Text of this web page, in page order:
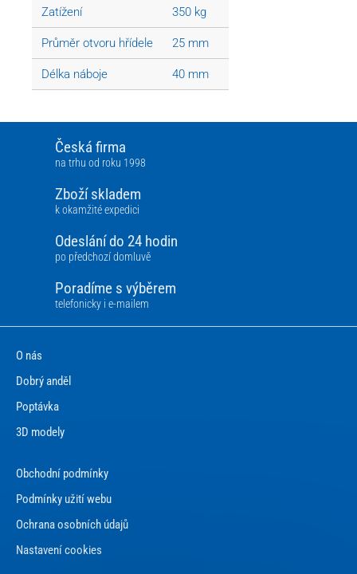
Zatížení 350 kg
Průměr otvoru hřídele 25 mm
Délka náboje 40 mm
Česká firma
na trhu od roku 1998
Zboží skladem
k okamžité expedici
Odeslání do 24 hodin
po předchozí domluvě
Poradíme s výběrem
telefonicky i e-mailem
O nás
Dobrý anděl
Poptávka
3D modely
Obchodní podmínky
Podmínky užití webu
Ochrana osobních údajů
Nastavení cookies